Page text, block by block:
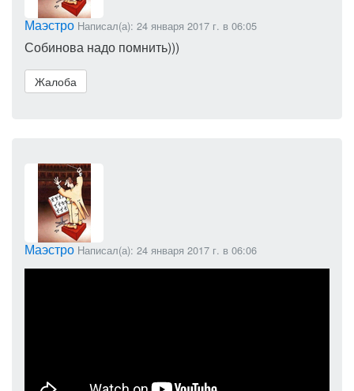
Маэстро Написал(а): 24 января 2017 г. в 06:05
Собинова надо помнить)))
Жалоба
Маэстро Написал(а): 24 января 2017 г. в 06:06